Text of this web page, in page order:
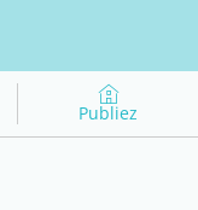
Publiez